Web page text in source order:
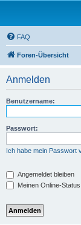
FAQ
Foren-Übersicht
Anmelden
Benutzername:
Passwort:
Ich habe mein Passwort
Angemeldet bleiben
Meinen Online-